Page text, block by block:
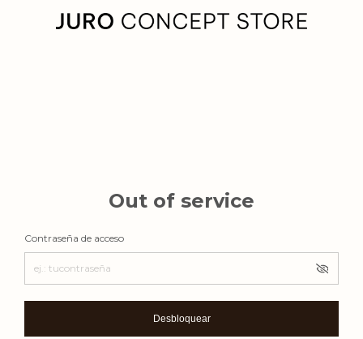
Out of service
Contraseña de acceso
Desbloquear